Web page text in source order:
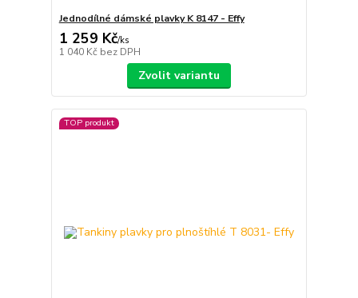
Jednodílné dámské plavky K 8147 - Effy
1 259 Kč/ks
1 040 Kč bez DPH
Zvolit variantu
TOP produkt